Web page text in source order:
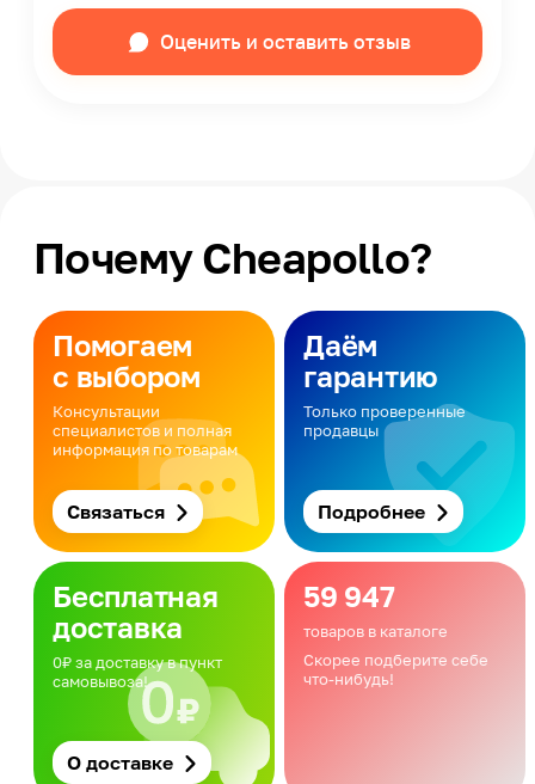
Оценить и оставить отзыв
Почему Cheapollo?
Помогаем
с выбором
Консультации
специалистов и полная
информация по товарам
Связаться
Даём
гарантию
Только проверенные
продавцы
Подробнее
Бесплатная
доставка
0₽ за доставку в пункт
самовывоза!
О доставке
59 947
товаров в каталоге
Скорее подберите себе
что-нибудь!